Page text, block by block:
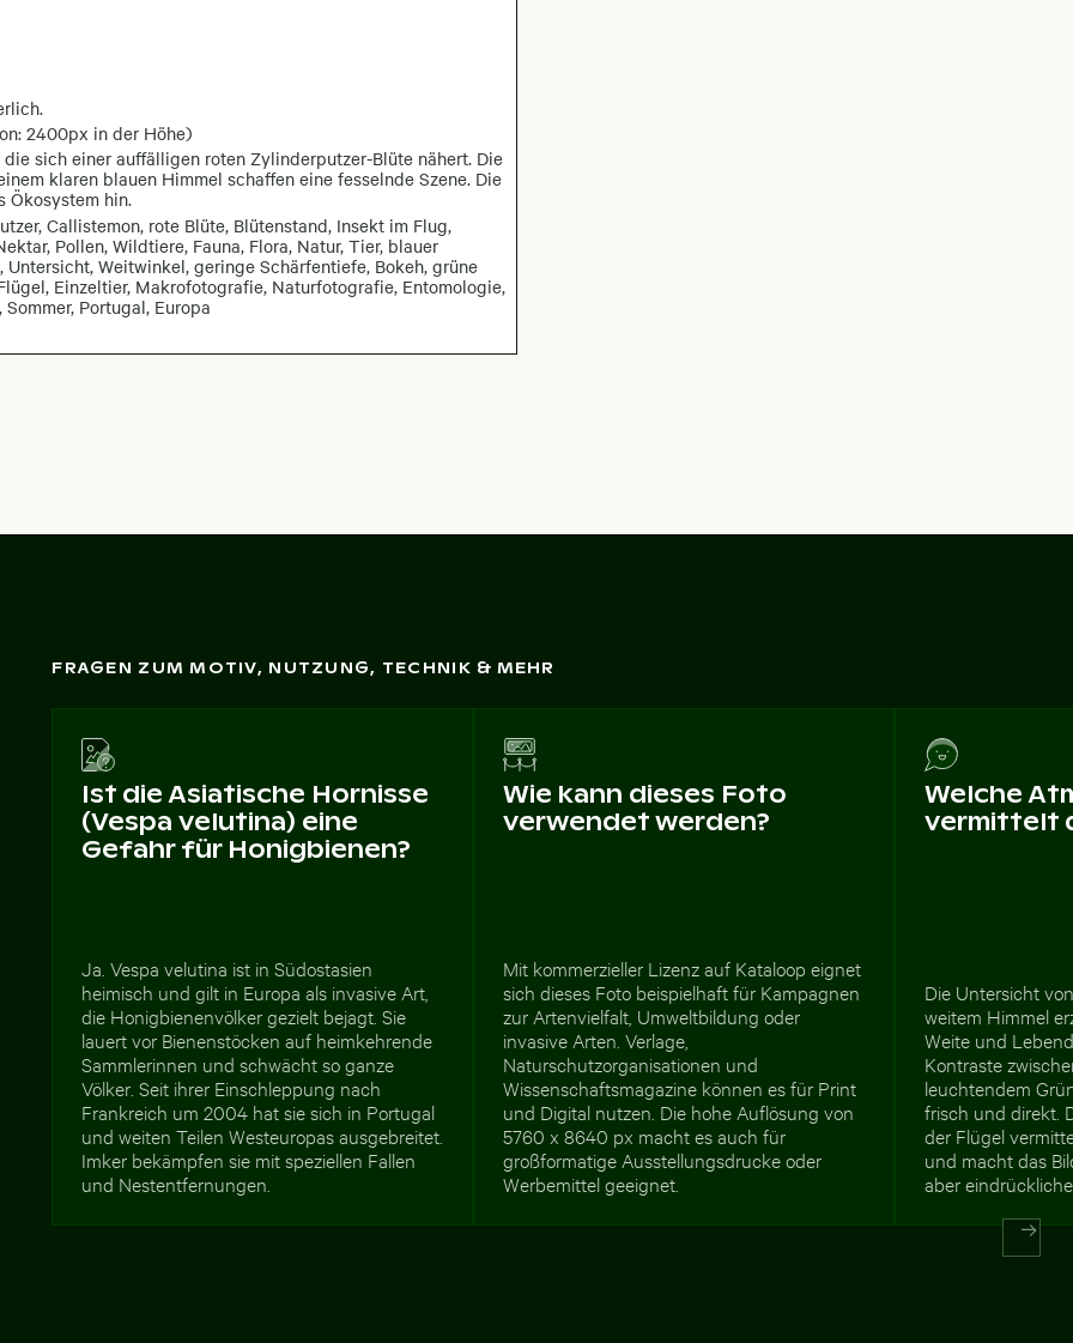
2400px in der Höhe)
sich einer auffälligen roten Zylinderputzer-Blüte nähert. Die
klaren blauen Himmel schaffen eine fesselnde Szene. Die
Ökosystem hin.
Callistemon, rote Blüte, Blütenstand, Insekt im Flug,
Pollen, Wildtiere, Fauna, Flora, Natur, Tier, blauer
Weitwinkel, geringe Schärfentiefe, Bokeh, grüne
Einzeltier, Makrofotografie, Naturfotografie, Entomologie,
Portugal, Europa
FRAGEN ZUM MOTIV, NUTZUNG, TECHNIK & MEHR
Ist die Asiatische Hornisse
(Vespa velutina) eine
Gefahr für Honigbienen?
Ja. Vespa velutina ist in Südostasien
heimisch und gilt in Europa als invasive Art,
die Honigbienenvölker gezielt bejagt. Sie
lauert vor Bienenstöcken auf heimkehrende
Sammlerinnen und schwächt so ganze
Völker. Seit ihrer Einschleppung nach
Frankreich um 2004 hat sie sich in Portugal
und weiten Teilen Westeuropas ausgebreitet.
Imker bekämpfen sie mit speziellen Fallen
und Nestentfernungen.
Wie kann dieses Foto
verwendet werden?
Mit kommerzieller Lizenz auf Kataloop eignet
sich dieses Foto beispielhaft für Kampagnen
zur Artenvielfalt, Umweltbildung oder
invasive Arten. Verlage,
Naturschutzorganisationen und
Wissenschaftsmagazine können es für Print
und Digital nutzen. Die hohe Auflösung von
5760 x 8640 px macht es auch für
großformatige Ausstellungsdrucke oder
Werbemittel geeignet.
Welche
vermittelt
Die Untersicht
weitem Himmel
Weite und
Kontraste
leuchtendem
frisch und direkt.
der Flügel
und macht das
aber